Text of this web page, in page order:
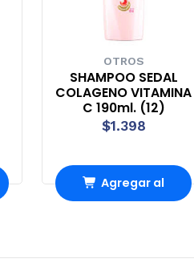
OTROS
SHAMPOO SEDAL
COLAGENO VITAMINA
C 190ml. (12)
$1.398
Agregar al